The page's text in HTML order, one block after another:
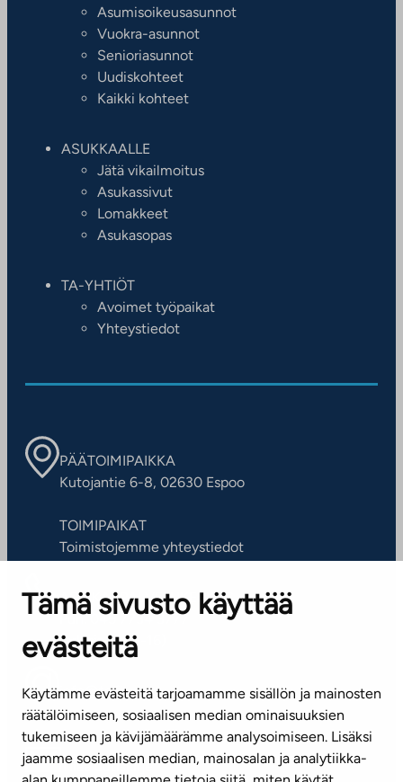
Tämä sivusto käyttää
evästeitä
Käytämme evästeitä tarjoamamme sisällön ja mainosten
räätälöimiseen, sosiaalisen median ominaisuuksien
tukemiseen ja kävijämäärämme analysoimiseen. Lisäksi
jaamme sosiaalisen median, mainosalan ja analytiikka-
Asumisoikeusasunnot
Vuokra-asunnot
Senioriasunnot
Uudiskohteet
Kaikki kohteet
ASUKKAALLE
Jätä vikailmoitus
Asukassivut
Lomakkeet
Asukasopas
TA-YHTIÖT
Avoimet työpaikat
Yhteystiedot
PÄÄTOIMIPAIKKA
Kutojantie 6-8, 02630 Espoo
TOIMIPAIKAT
Toimistojemme yhteystiedot
ASIAKASPALVELUKESKUS
Puh. 045 7734 3777
(arkisin klo 8-16)
info@ta.fi
Tilaa uutiskirje